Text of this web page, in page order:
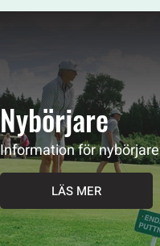
Nybörjare
Information för nybörjare
LÄS MER